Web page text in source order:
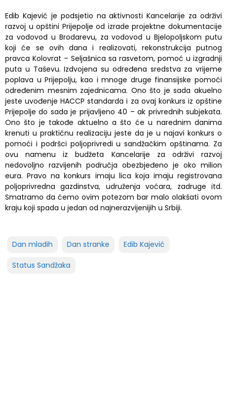
Edib Kajević je podsjetio na aktivnosti Kancelarije za održivi
razvoj u opštini Prijepolje od izrade projektne dokumentacije
za vodovod u Brodarevu, za vodovod u Bjelopoljskom putu
koji će se ovih dana i realizovati, rekonstrukcija putnog
pravca Kolovrat – Seljašnica sa rasvetom, pomoć u izgradnji
puta u Taševu. Izdvojena su određena sredstva za vrijeme
poplava u Prijepolju, kao i mnoge druge finansijske pomoći
određenim mesnim zajednicama. Ono što je sada akuelno
jeste uvođenje HACCP standarda i za ovaj konkurs iz opštine
Prijepolje do sada je prijavljeno 40 – ak privrednih subjekata.
Ono što je takođe aktuelno a što će u narednim danima
krenuti u praktičnu realizaciju jeste da je u najavi konkurs o
pomoći i podršci poljoprivredi u sandžačkim opštinama. Za
ovu namenu iz budžeta Kancelarije za održivi razvoj
nedovoljno razvijenih područja obezbjeđeno je oko milion
eura. Pravo na konkurs imaju lica koja imaju registrovana
poljoprivredna gazdinstva, udruženja voćara, zadruge itd.
Smatramo da ćemo ovim potezom bar malo olakšati ovom
kraju koji spada u jedan od najnerazvijenijih u Srbiji.
Dan mladih Dan stranke Edib Kajević
Status Sandžaka